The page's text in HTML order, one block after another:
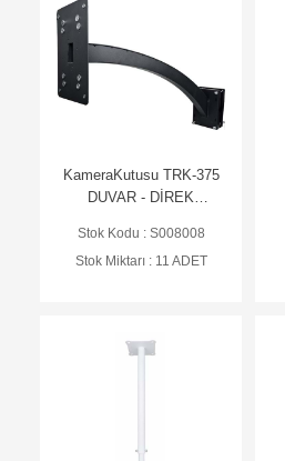
KameraKutusu TRK-375
DUVAR - DİREK
Stok Kodu : S008008
Stok Miktarı : 11 ADET